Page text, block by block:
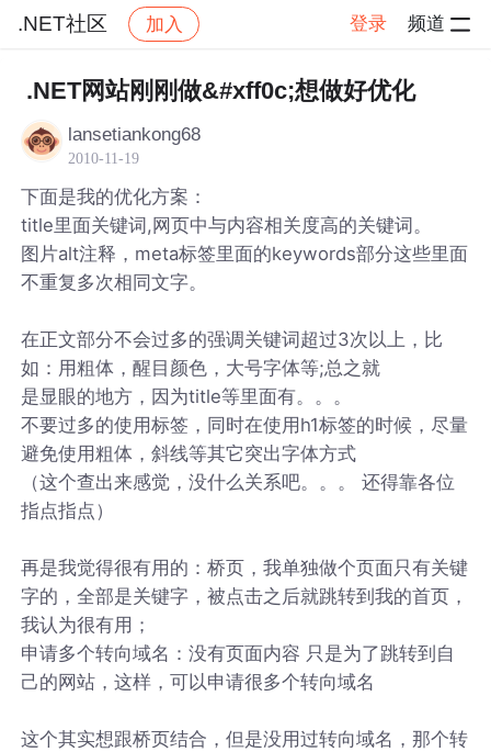
.NET社区 加入 登录 频道
社区 .NET社区 帖子详情
.NET网站刚刚做&#xff0c;想做好优化
lansetiankong68
2010-11-19
下面是我的优化方案：
title里面关键词,网页中与内容相关度高的关键词。
图片alt注释，meta标签里面的keywords部分这些里面
不重复多次相同文字。
在正文部分不会过多的强调关键词超过3次以上，比
如：用粗体，醒目颜色，大号字体等;总之就
是显眼的地方，因为title等里面有。。。
不要过多的使用标签，同时在使用h1标签的时候，尽量
避免使用粗体，斜线等其它突出字体方式
（这个查出来感觉，没什么关系吧。。。 还得靠各位
指点指点）
再是我觉得很有用的：桥页，我单独做个页面只有关键
字的，全部是关键字，被点击之后就跳转到我的首页，
我认为很有用；
申请多个转向域名：没有页面内容 只是为了跳转到自
己的网站，这样，可以申请很多个转向域名
这个其实想跟桥页结合，但是没用过转向域名，那个转